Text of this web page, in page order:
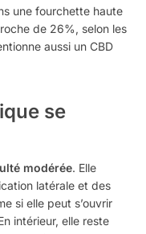
une fourchette haute
de 26%, selon les
aussi un CBD
se
modérée. Elle
latérale et des
si elle peut s’ouvrir
intérieur, elle reste